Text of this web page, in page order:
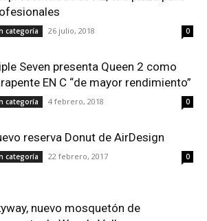
categoría 26 julio, 2018 0
Seven presenta Queen 2 como
EN C “de mayor rendimiento”
categoría 4 febrero, 2018 0
reserva Donut de AirDesign
categoría 22 febrero, 2017 0
nuevo mosquetón de